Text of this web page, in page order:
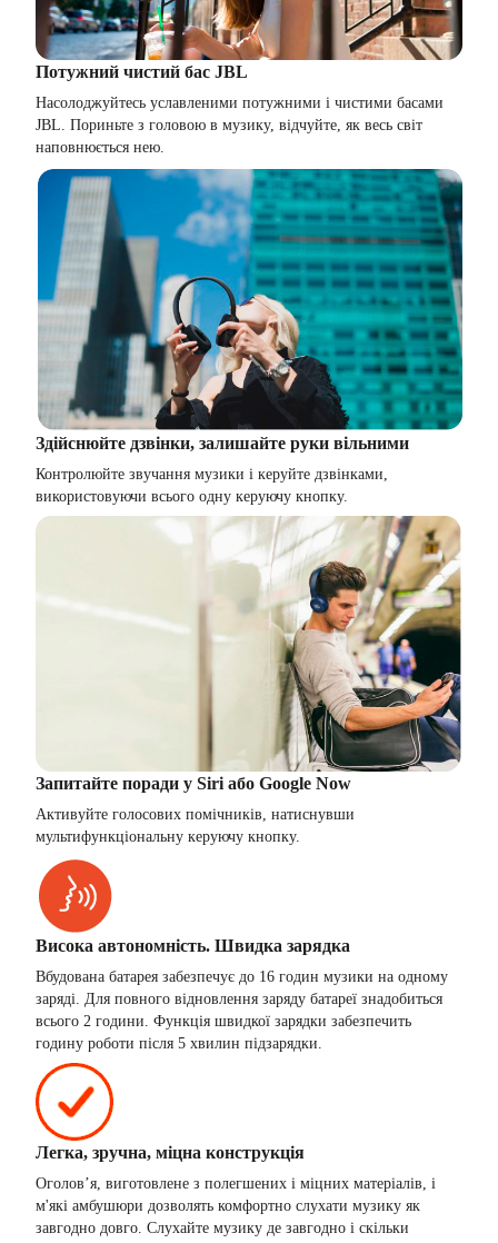
Потужний чистий бас JBL
Насолоджуйтесь уславленими потужними і чистими басами
JBL. Пориньте з головою в музику, відчуйте, як весь світ
наповнюється нею.
Здійснюйте дзвінки, залишайте руки вільними
Контролюйте звучання музики і керуйте дзвінками,
використовуючи всього одну керуючу кнопку.
Запитайте поради у Siri або Google Now
Активуйте голосових помічників, натиснувши
мультифункціональну керуючу кнопку.
Висока автономність. Швидка зарядка
Вбудована батарея забезпечує до 16 годин музики на одному
заряді. Для повного відновлення заряду батареї знадобиться
всього 2 години. Функція швидкої зарядки забезпечить
годину роботи після 5 хвилин підзарядки.
Легка, зручна, міцна конструкція
Оголов’я, виготовлене з полегшених і міцних матеріалів, і
м'які амбушюри дозволять комфортно слухати музику як
завгодно довго. Слухайте музику де завгодно і скільки